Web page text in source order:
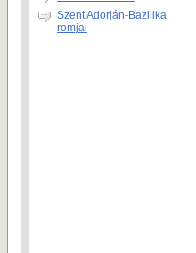
Szent Adorján-Bazilika
romjai